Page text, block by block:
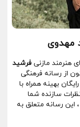
مهدوی
هنرمند مازنی فرشید
از رسانه فرهنگی
بهینه همراه با
سازنده شما
رسانه متعلق به